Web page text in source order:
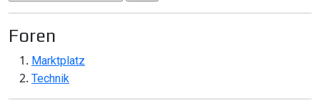
Foren
Marktplatz
Technik